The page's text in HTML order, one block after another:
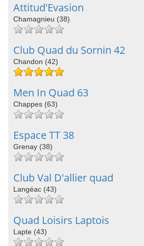
Attitud'Evasion
Chamagnieu (38)
Club Quad du Sornin 42
Chandon (42)
Men In Quad 63
Chappes (63)
Espace TT 38
Grenay (38)
Club Val D'allier quad
Langéac (43)
Quad Loisirs Laptois
Lapte (43)